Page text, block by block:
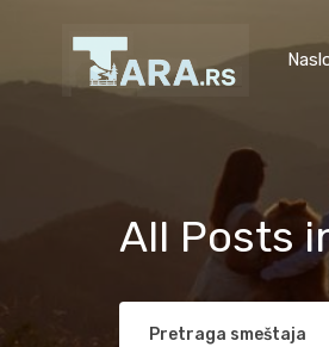
All Posts
Pretraga smeštaja